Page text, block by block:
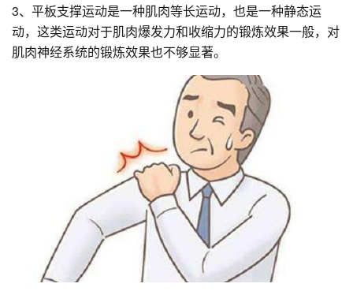
3、平板支撑运动是一种肌肉等长运动，也是一种静态运
动，这类运动对于肌肉爆发力和收缩力的锻炼效果一般，对
肌肉神经系统的锻炼效果也不够显著。